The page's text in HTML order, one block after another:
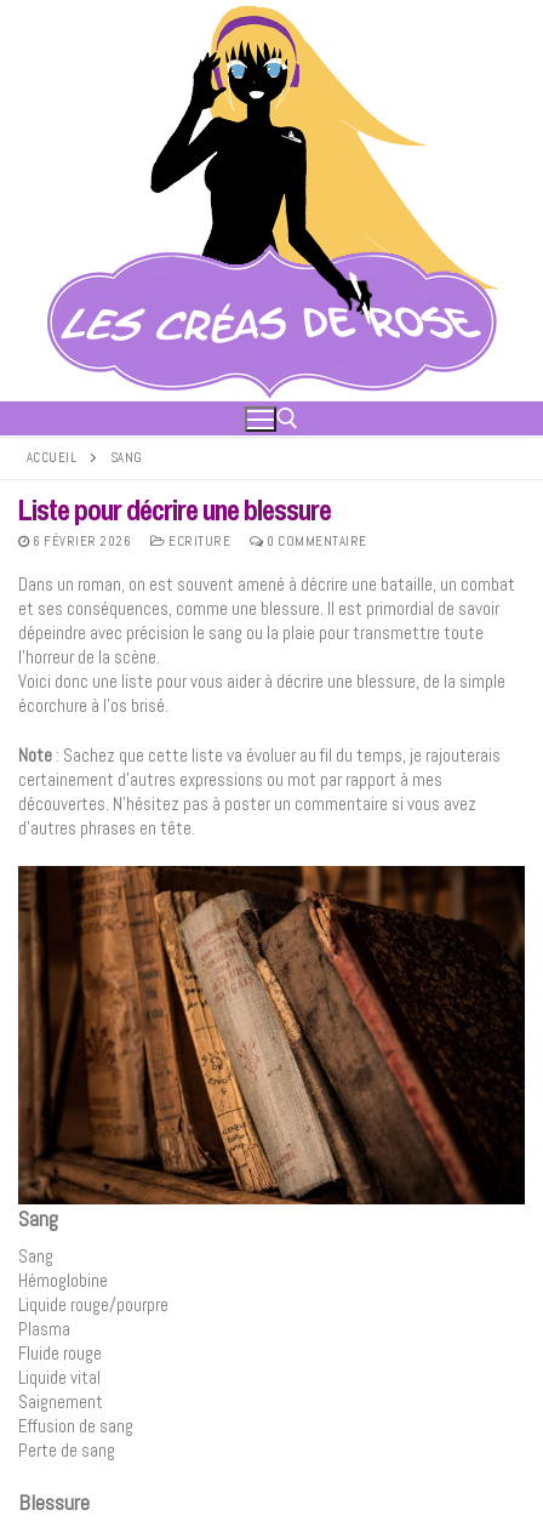
ACCUEIL SANG
Liste pour décrire une blessure
6 FÉVRIER 2026 ECRITURE 0 COMMENTAIRE
Dans un roman, on est souvent amené à décrire une bataille, un combat
et ses conséquences, comme une blessure. Il est primordial de savoir
dépeindre avec précision le sang ou la plaie pour transmettre toute
l’horreur de la scène.
Voici donc une liste pour vous aider à décrire une blessure, de la simple
écorchure à l’os brisé.
Note : Sachez que cette liste va évoluer au fil du temps, je rajouterais
certainement d’autres expressions ou mot par rapport à mes
découvertes. N’hésitez pas à poster un commentaire si vous avez
d’autres phrases en tête.
Sang
Sang
Hémoglobine
Liquide rouge/pourpre
Plasma
Fluide rouge
Liquide vital
Saignement
Effusion de sang
Perte de sang
Blessure